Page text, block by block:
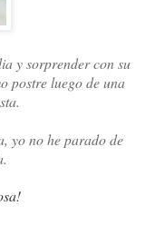
y sorprender con su
postre luego de una
.
yo no he parado de